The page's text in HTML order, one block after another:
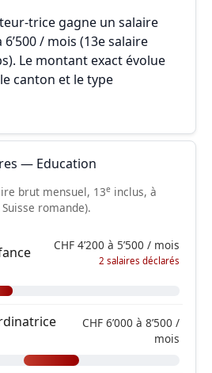
trice gagne un salaire
6’500 / mois (13e salaire
Le montant exact évolue
canton et le type
— Education
brut mensuel, 13e inclus, à
romande).
CHF 4’200 à 5’500 / mois
2 salaires déclarés
CHF 6’000 à 8’500 /
mois